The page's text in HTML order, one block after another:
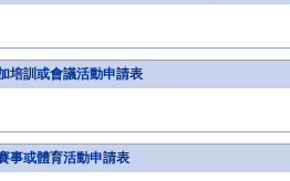
培訓或會議活動申請表
事或體育活動申請表